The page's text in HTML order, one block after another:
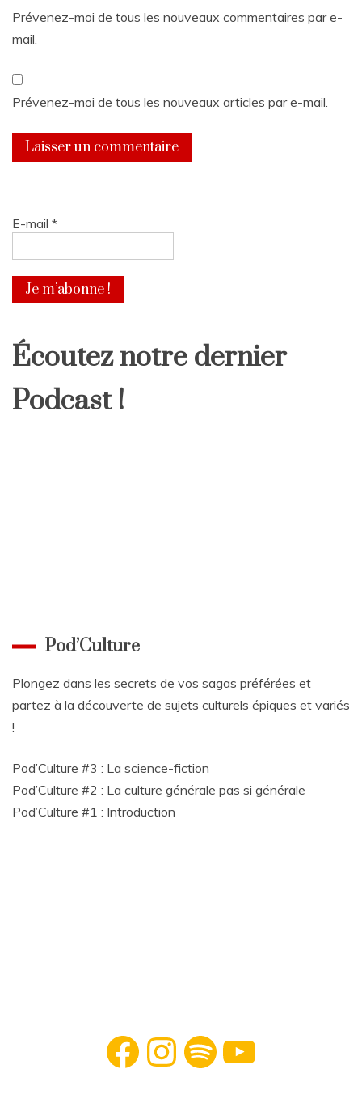
Prévenez-moi de tous les nouveaux commentaires par e-
mail.
Prévenez-moi de tous les nouveaux articles par e-mail.
E-mail *
Écoutez notre dernier
Podcast !
Pod’Culture
Plongez dans les secrets de vos sagas préférées et
partez à la découverte de sujets culturels épiques et variés
!
Pod’Culture #3 : La science-fiction
Pod’Culture #2 : La culture générale pas si générale
Pod’Culture #1 : Introduction
Facebook InstagramSpotify YouTube